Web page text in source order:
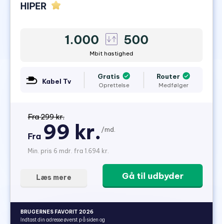
HIPER
1.000 500
Mbit hastighed
Kabel Tv
Gratis
Oprettelse
Router
Medfølger
Fra 299 kr.
Fra 99 kr. /md.
Min. pris 6 mdr. fra 1.694 kr.
Gå til udbyder
Læs mere
BRUGERNES FAVORIT 2026
Indtast din adresse øverst på siden og